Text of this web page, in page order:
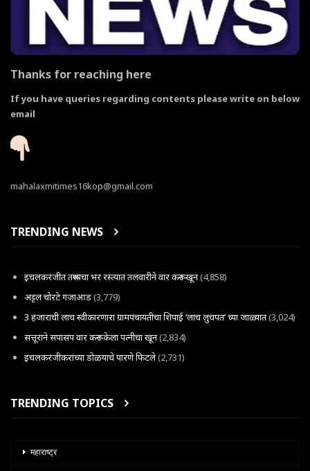
Thanks for reaching here
If you have queries regarding contents please write on below
email
mahalaxmitimes16kop@gmail.com
TRENDING NEWS
इचलकरंजीत तरूणाचा भर रस्त्यात तलवारीने वार करून खून(4,858)
अट्टल चोरटे गजाआड(3,779)
3 हजाराची लाच स्वीकारणारा ग्रामपंचायतीचा शिपाई ‘लाच लुचपत’ च्या जाळ्यात(3,024)
सत्तूराने सपासप वार करून केला पत्नीचा खून(2,834)
इचलकरंजीकरांच्या डोळयाचे पारणे फिटले(2,731)
TRENDING TOPICS
महाराष्ट्र